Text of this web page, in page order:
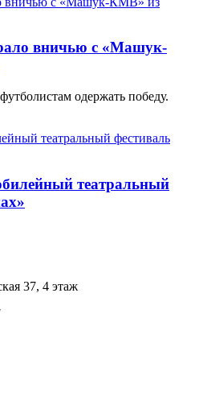
вничью с ​​​​«Машук-
одержать победу.
театральный
37, 4 этаж